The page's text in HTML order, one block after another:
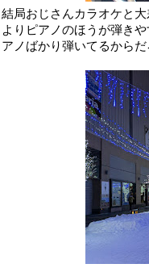
結局おじさんカラオケと
よりピアノのほうが弾き
アノばかり弾いてるからだ